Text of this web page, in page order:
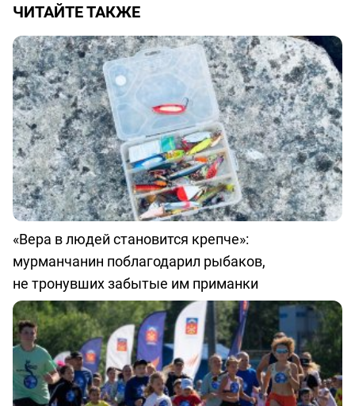
ЧИТАЙТЕ ТАКЖЕ
«Вера в людей становится крепче»:
мурманчанин поблагодарил рыбаков,
не тронувших забытые им приманки